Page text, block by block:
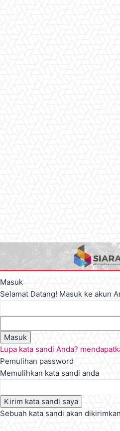
Masuk
Selamat Datang! Masuk ke akun
Lupa kata sandi Anda?
Pemulihan password
Memulihkan kata sandi anda
Sebuah kata sandi akan